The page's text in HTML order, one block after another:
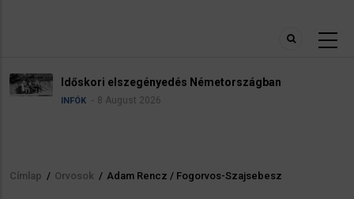
Időskori elszegényedés Németországban
INFÓK 8 August 2026
Morzsa
Címlap / Orvosok / Adam Rencz / Fogorvos-Szajsebesz